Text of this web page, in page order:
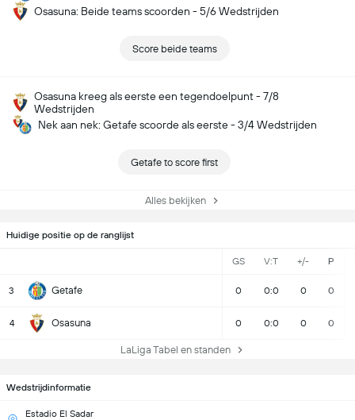
Osasuna: Beide teams scoorden - 5/6 Wedstrijden
Score beide teams
Osasuna kreeg als eerste een tegendoelpunt - 7/8
Wedstrijden
Nek aan nek: Getafe scoorde als eerste - 3/4 Wedstrijden
Getafe to score first
Alles bekijken
Huidige positie op de ranglijst
GS V:T +/- P
3 Getafe 0 0:0 0 0
4 Osasuna 0 0:0 0 0
LaLiga Tabel en standen
Wedstrijdinformatie
Estadio El Sadar